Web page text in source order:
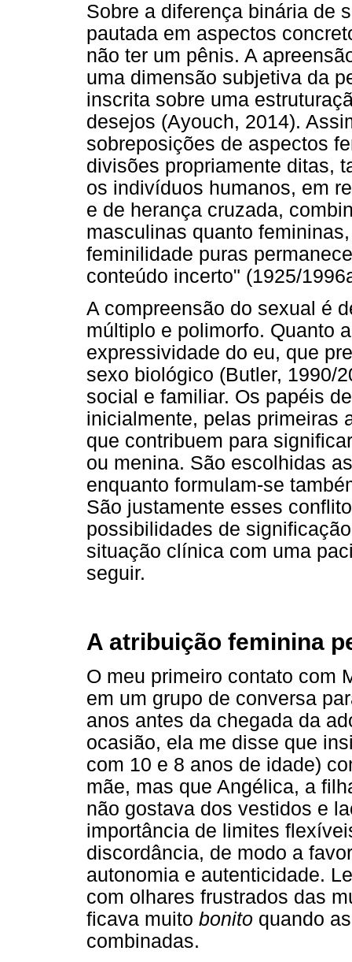
Sobre a diferença binária de
pautada em aspectos
não ter um pênis. A
uma dimensão subjetiva da
inscrita sobre uma
desejos (Ayouch, 2014).
sobreposições de aspectos
divisões propriamente ditas,
os indivíduos humanos, em
e de herança cruzada,
masculinas quanto
feminilidade puras
conteúdo incerto" (1925/
A compreensão do sexual é
múltiplo e polimorfo. Quanto
expressividade do eu, que
sexo biológico (Butler, 1990/
social e familiar. Os papéis
inicialmente, pelas primeiras
que contribuem para
ou menina. São escolhidas
enquanto formulam-se
São justamente esses
possibilidades de
situação clínica com uma
seguir.
A atribuição feminina
O meu primeiro contato com
em um grupo de conversa
anos antes da chegada da
ocasião, ela me disse que
com 10 e 8 anos de idade)
mãe, mas que Angélica, a
não gostava dos vestidos e
importância de limites
discordância, de modo a
autonomia e autenticidade.
com olhares frustrados das
ficava muito bonito quando
combinadas.